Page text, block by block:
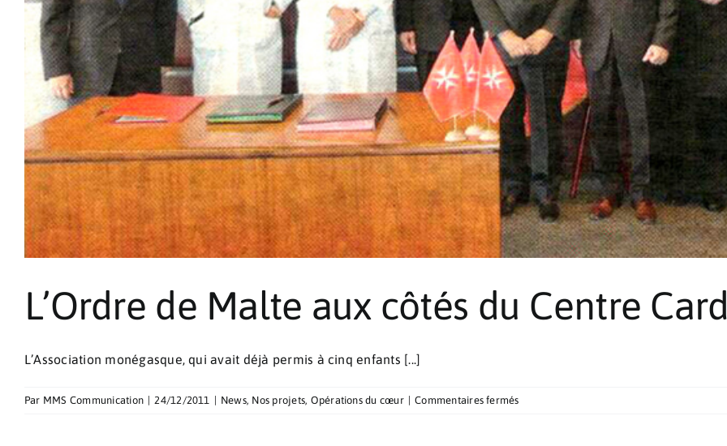
L’Ordre de Malte aux côtés du Centre
L’Association monégasque, qui avait déjà permis à cinq enfants [...]
Par MMS Communication 24/12/2011 News, Nos projets, Opérations du cœur Commentaires ferméssur